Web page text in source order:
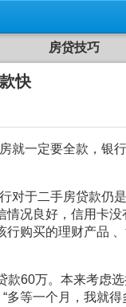
房贷技巧
快
一定要全款，银
于二手房贷款仍
情况良好，信用
购买的理财产品
60万。本来考虑
多等一个月，我就